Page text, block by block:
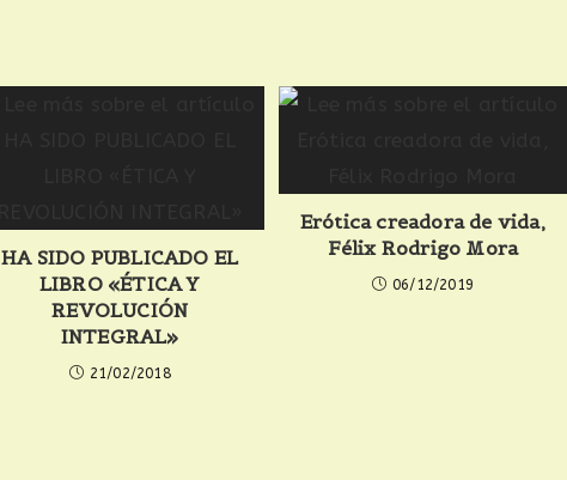
HA SIDO PUBLICADO EL
LIBRO «ÉTICA Y
REVOLUCIÓN
INTEGRAL»
21/02/2018
Erótica creadora de vida,
Félix Rodrigo Mora
06/12/2019